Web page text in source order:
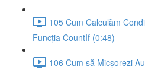
105 Cum Calculăm
Funcția CountIf (0:48)
106 Cum să Micșorezi